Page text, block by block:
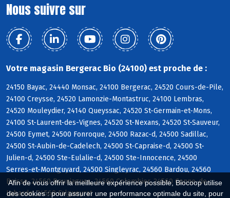
Afin de vous offrir la meilleure expérience possible, Biocoop utilise
des cookies : pour assurer une performance optimale du site, pour
Nous suivre sur
Votre magasin Bergerac Bio (24100) est proche de :
24150 Bayac, 24440 Monsac, 24100 Bergerac, 24520 Cours-de-Pile,
24100 Creysse, 24520 Lamonzie-Montastruc, 24100 Lembras,
24520 Mouleydier, 24140 Queyssac, 24520 St-Germain-et-Mons,
24100 St-Laurent-des-Vignes, 24520 St-Nexans, 24520 St-Sauveur,
24500 Eymet, 24500 Fonroque, 24500 Razac-d, 24500 Sadillac,
24500 St-Aubin-de-Cadelech, 24500 St-Capraise-d, 24500 St-
Julien-d, 24500 Ste-Eulalie-d, 24500 Ste-Innocence, 24500
Serres-et-Montguyard, 24500 Singleyrac, 24560 Bardou, 24560
Boisse, 24560 Bouniagues, 24560 Colombier, 24560 Conne-de-
Labarde, 24560 Falgueyrat